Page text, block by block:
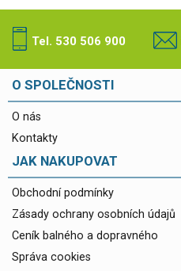
Tel. 530 506 900
O SPOLEČNOSTI
O nás
Kontakty
JAK NAKUPOVAT
Obchodní podmínky
Zásady ochrany osobních údajů
Ceník balného a dopravného
Správa cookies